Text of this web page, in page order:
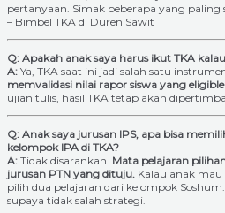
pertanyaan. Simak beberapa yang paling
– Bimbel TKA di Duren Sawit
Q: Apakah anak saya harus ikut TKA
A: Ya, TKA saat ini jadi salah satu
memvalidasi nilai rapor siswa yang
ujian tulis, hasil TKA tetap akan
Q: Anak saya jurusan IPS, apa bisa
kelompok IPA di TKA?
A: Tidak disarankan. Mata pelajaran
jurusan PTN yang dituju. Kalau anak mau
pilih dua pelajaran dari kelompok
supaya tidak salah strategi.